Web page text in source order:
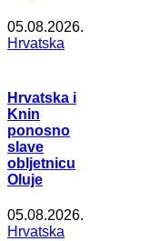
05.08.2026.
Hrvatska
Hrvatska i
Knin
ponosno
slave
obljetnicu
Oluje
05.08.2026.
Hrvatska